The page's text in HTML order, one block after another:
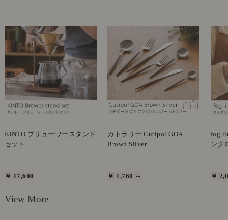
KINTO ブリューワースタンド
セット
￥ 17,600
カトラリー Cutipol GOA
Brown Silver
￥ 1,760 ～
fog
ンク
￥
View More